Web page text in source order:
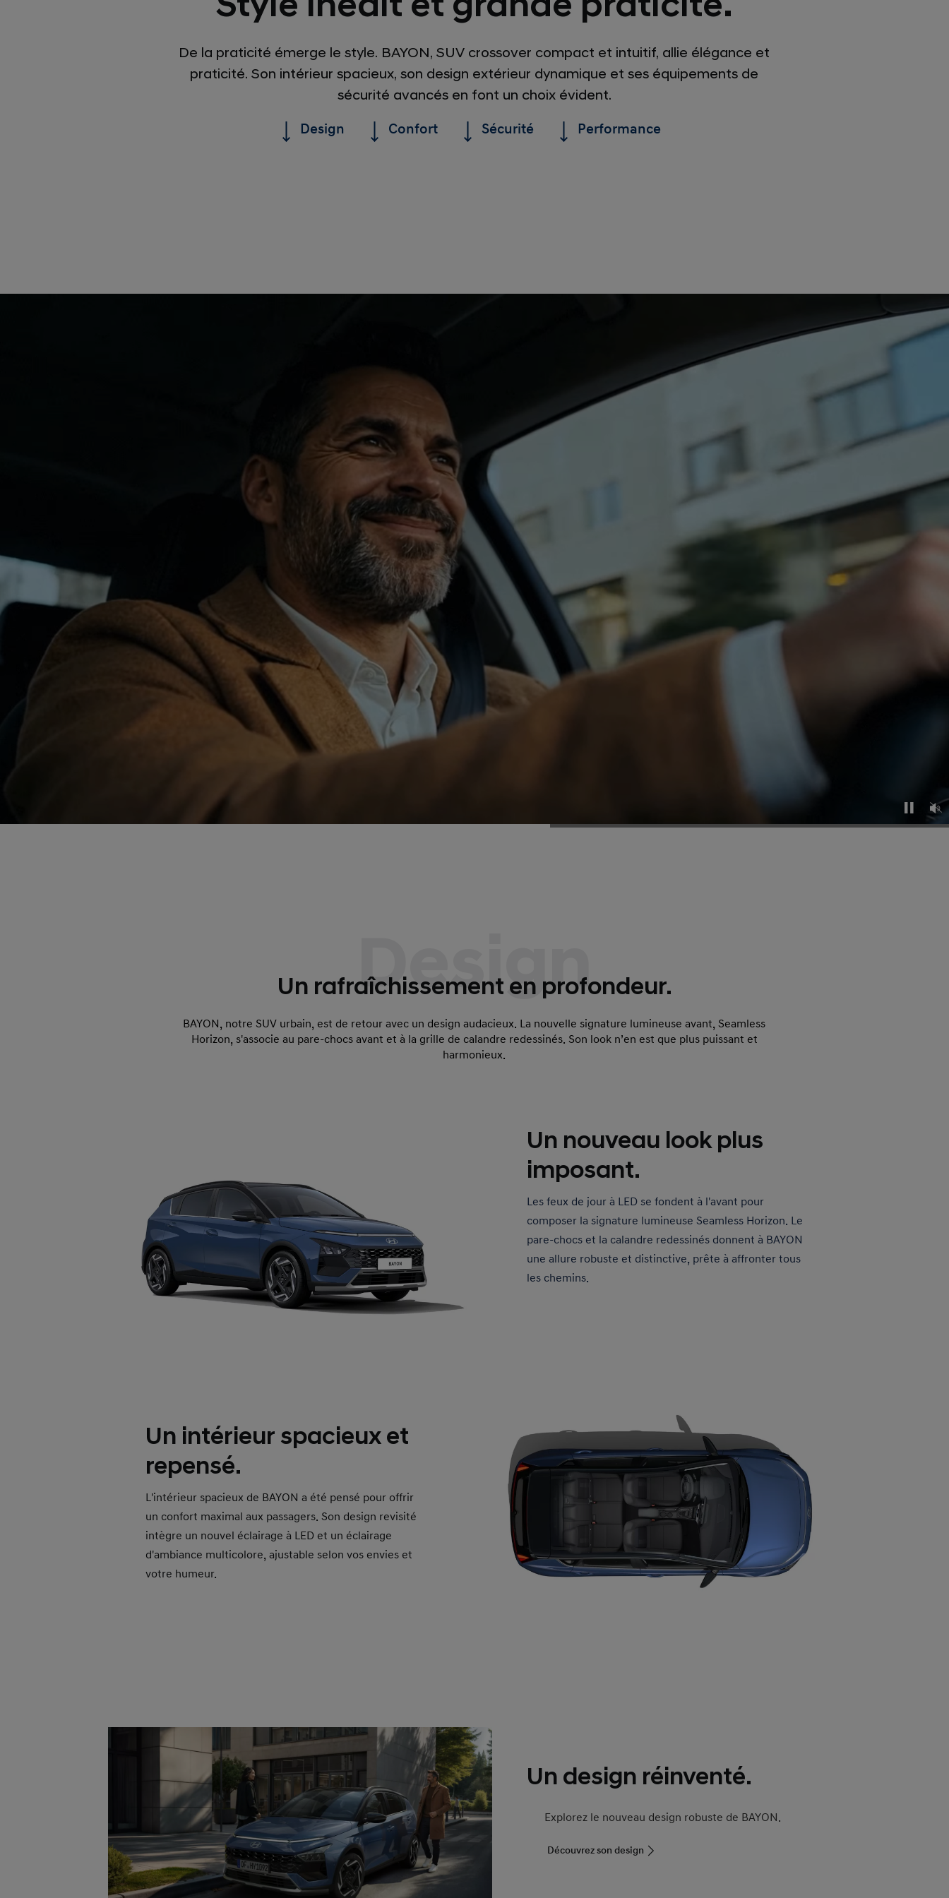
De la praticité émerge le style. BAYON, SUV crossover compact et intuitif, allie élégance et
praticité. Son intérieur spacieux, son design extérieur dynamique et ses équipements de
sécurité avancés en font un choix évident.
Design
Confort Sécurité Performance
Design
Un rafraîchissement en profondeur.
BAYON, notre SUV urbain, est de retour avec un design audacieux. La nouvelle signature lumineuse avant, Seamless
Horizon, s'associe au pare-chocs avant et à la grille de calandre redessinés. Son look n’en est que plus puissant et
harmonieux.
Un nouveau look plus
imposant.
Les feux de jour à LED se fondent à l'avant pour
composer la signature lumineuse Seamless Horizon. Le
pare-chocs et la calandre redessinés donnent à BAYON
une allure robuste et distinctive, prête à affronter tous
les chemins.
Un intérieur spacieux et
repensé.
L'intérieur spacieux de BAYON a été pensé pour offrir
un confort maximal aux passagers. Son design revisité
intègre un nouvel éclairage à LED et un éclairage
d'ambiance multicolore, ajustable selon vos envies et
votre humeur.
Un design réinventé.
Explorez le nouveau design robuste de BAYON.
Découvrez son design